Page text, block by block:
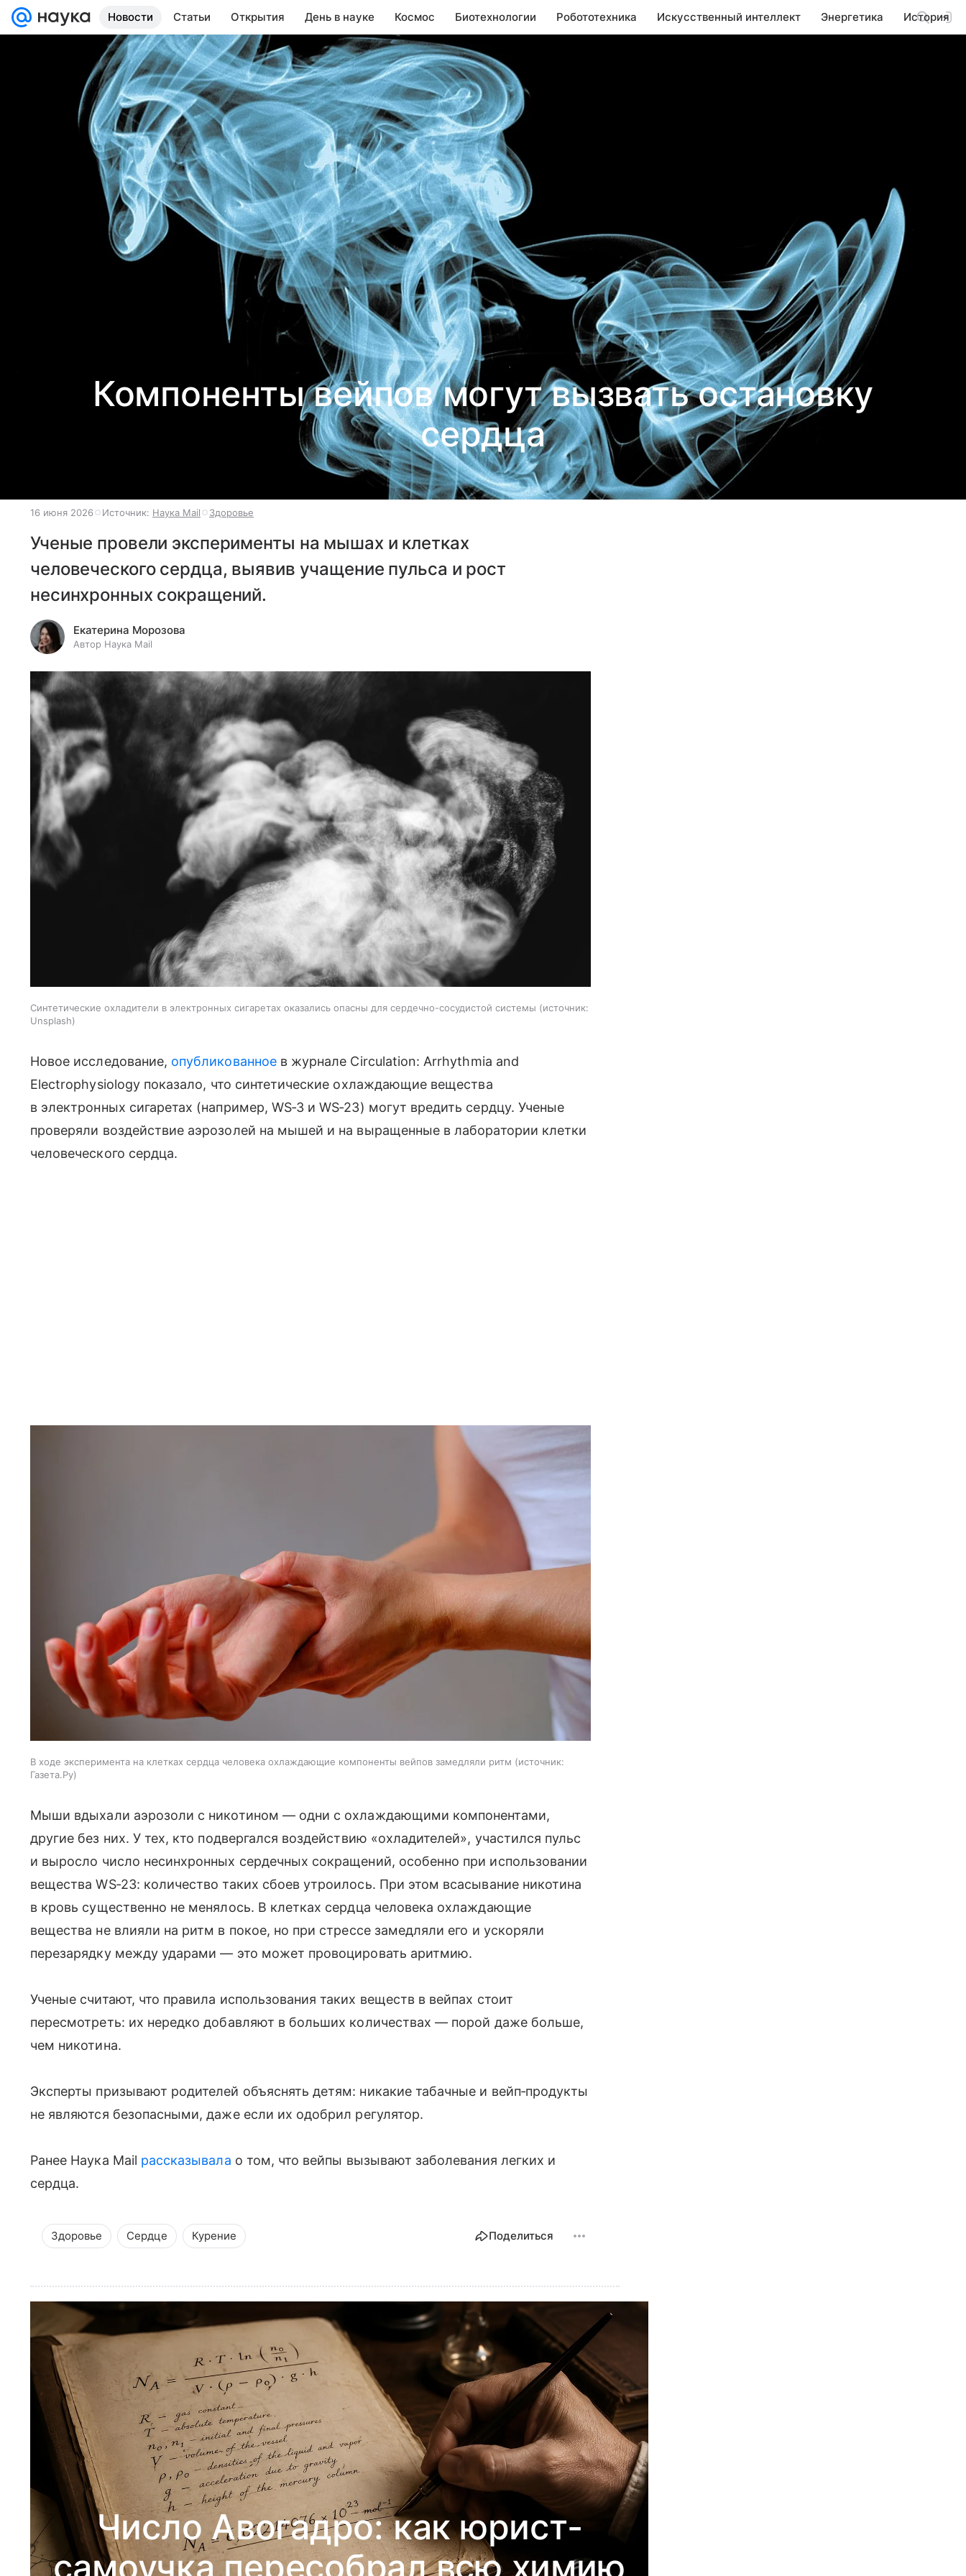
Новости Статьи Открытия День в науке Космос Биотехнологии Робототехника Искусственный интеллект Энергетика История
Компоненты вейпов могут вызвать остановку
сердца
16 июня 2026 Источник: Наука Mail Здоровье
Ученые провели эксперименты на мышах и клетках
человеческого сердца, выявив учащение пульса и рост
несинхронных сокращений.
Екатерина Морозова
Автор Наука Mail
Синтетические охладители в электронных сигаретах оказались опасны для сердечно-сосудистой системы
источник:
Unsplash
Новое исследование, опубликованноев журнале Circulation: Arrhythmia and
Electrophysiology показало, что синтетические охлаждающие вещества
в электронных сигаретах (например, WS‑3 и WS‑23) могут вредить сердцу. Ученые
проверяли воздействие аэрозолей на мышей и на выращенные в лаборатории клетки
человеческого сердца.
В ходе эксперимента на клетках сердца человека охлаждающие компоненты вейпов замедляли ритм
источник:
Газета.Ру
Мыши вдыхали аэрозоли с никотином — одни с охлаждающими компонентами,
другие без них. У тех, кто подвергался воздействию «охладителей», участился пульс
и выросло число несинхронных сердечных сокращений, особенно при использовании
вещества WS‑23: количество таких сбоев утроилось. При этом всасывание никотина
в кровь существенно не менялось. В клетках сердца человека охлаждающие
вещества не влияли на ритм в покое, но при стрессе замедляли его и ускоряли
перезарядку между ударами — это может провоцировать аритмию.
Ученые считают, что правила использования таких веществ в вейпах стоит
пересмотреть: их нередко добавляют в больших количествах — порой даже больше,
чем никотина.
Эксперты призывают родителей объяснять детям: никакие табачные и вейп‑продукты
не являются безопасными, даже если их одобрил регулятор.
Ранее Наука Mail рассказывала о том, что вейпы вызывают заболевания легких и
сердца.
Здоровье Сердце Курение Поделиться
Число Авогадро: как юрист-
самоучка пересобрал всю химию